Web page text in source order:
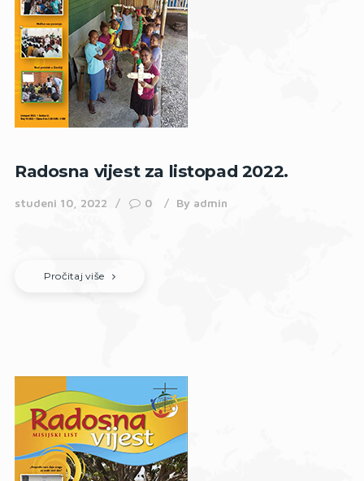
Radosna vijest za listopad 2022.
studeni 10, 2022 0 By admin
Pročitaj više